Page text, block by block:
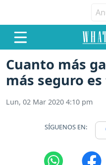
Cuanto más
más seguro
Lun, 02 Mar 2020 4:10 pm
SÍGUENOS EN: